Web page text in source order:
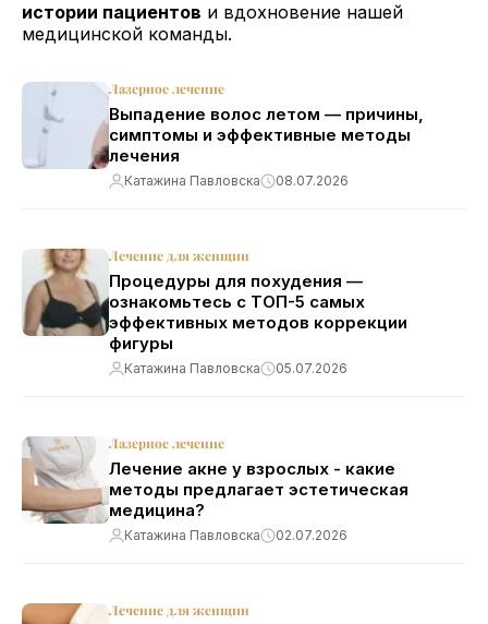
истории пациентов и вдохновение нашей
медицинской команды.
Лазерное лечение
Выпадение волос летом — причины,
симптомы и эффективные методы
лечения
Катажина Павловска 08.07.2026
Лечение для женщин
Процедуры для похудения —
ознакомьтесь с ТОП-5 самых
эффективных методов коррекции
фигуры
Катажина Павловска 05.07.2026
Лазерное лечение
Лечение акне у взрослых - какие
методы предлагает эстетическая
медицина?
Катажина Павловска 02.07.2026
Лечение для женщин